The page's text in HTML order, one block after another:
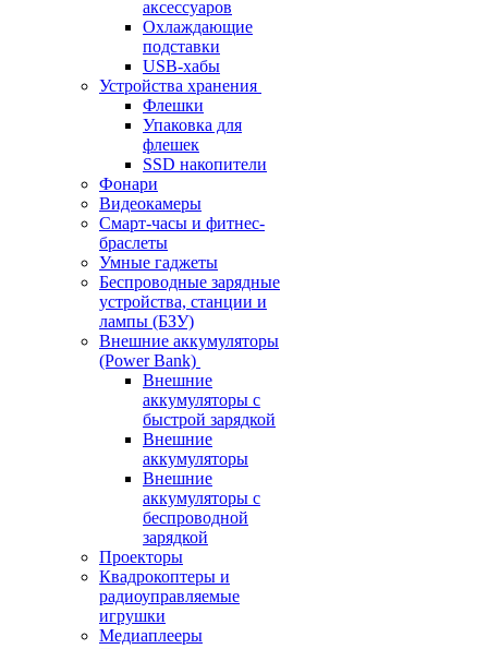
аксессуаров
Охлаждающие
подставки
USB-хабы
Устройства хранения
Флешки
Упаковка для
флешек
SSD накопители
Фонари
Видеокамеры
Смарт-часы и фитнес-
браслеты
Умные гаджеты
Беспроводные зарядные
устройства, станции и
лампы (БЗУ)
Внешние аккумуляторы
(Power Bank)
Внешние
аккумуляторы с
быстрой зарядкой
Внешние
аккумуляторы
Внешние
аккумуляторы с
беспроводной
зарядкой
Проекторы
Квадрокоптеры и
радиоуправляемые
игрушки
Медиаплееры